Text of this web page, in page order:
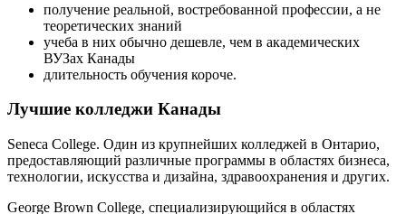
получение реальной, востребованной профессии, а не
теоретических знаний
учеба в них обычно дешевле, чем в академических
ВУЗах Канады
длительность обучения короче.
Лучшие колледжи Канады
Seneca College. Один из крупнейших колледжей в Онтарио,
предоставляющий различные программы в областях бизнеса,
технологии, искусства и дизайна, здравоохранения и других.
George Brown College, специализирующийся в областях